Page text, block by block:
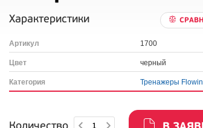
Характеристики
Артикул 1700
Цвет черный
Категория Тренажеры Flowin